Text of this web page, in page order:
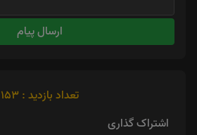
ارسال پیام
تعداد بازدید : 153
اشتراک گذاری